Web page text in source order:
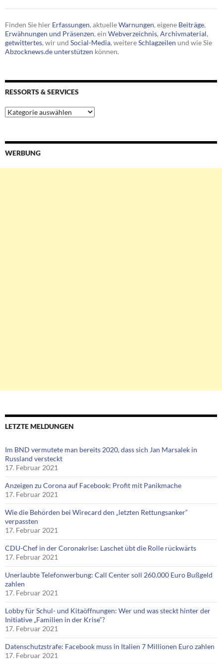
Finden Sie hier Erfassungen, aktuelleWarnungen, eigene Beiträge,
Erwähnungen und Präsenzen, ein Webverzeichnis, Archivmaterial,
getwittertes, wir und Social-Media, weitereSchlagzeilen und wie Sie
Abzocknews.de unterstützen können.
RESSORTS & SERVICES
Ressorts
&
WERBUNG
LETZTE MELDUNGEN
Im BND vermutete man bereits 2020, dass sich Jan Marsalek in
Russland versteckt
17. Februar 2021
Anzeigen zu Corona auf Facebook: Profit mit Panikmache
17. Februar 2021
Wie die Behörden bei Wirecard den „letzten Rettungsanker“
verpassten
17. Februar 2021
CDU-Chef in der Coronakrise: Laschet übt die Rolle rückwärts
17. Februar 2021
Unerlaubte Telefonwerbung: Call Center soll 260.000 Euro Bußgeld
zahlen
17. Februar 2021
Lobby für Schul- und Kitaöffnungen: Wer und was steckt hinter der
Initiative „Familien in der Krise“?
17. Februar 2021
Datenschutzstrafe: Facebook muss in Italien 7 Millionen Euro zahlen
17. Februar 2021